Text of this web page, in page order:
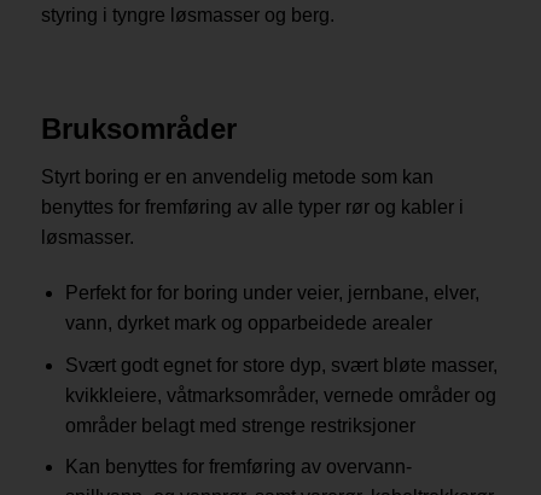
styring i tyngre løsmasser og berg.
Bruksområder
Styrt boring er en anvendelig metode som kan
benyttes for fremføring av alle typer rør og kabler i
løsmasser.
Perfekt for for boring under veier, jernbane, elver,
vann, dyrket mark og opparbeidede arealer
Svært godt egnet for store dyp, svært bløte masser,
kvikkleiere, våtmarksområder, vernede områder og
områder belagt med strenge restriksjoner
Kan benyttes for fremføring av overvann-